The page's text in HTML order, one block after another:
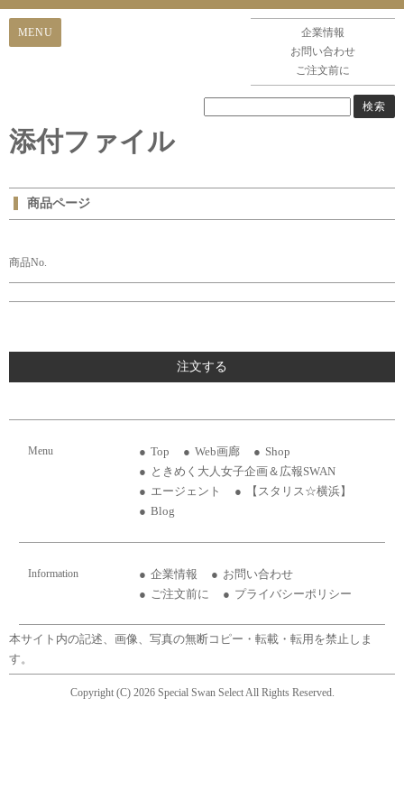
企業情報
お問い合わせ
ご注文前に
添付ファイル
商品ページ
商品No.
注文する
Menu Top Web画廊
Shop
ときめく大人女子企画＆広報SWAN
エージェント
【スタリス☆横浜】
Blog
Information 企業情報
お問い合わせ
ご注文前に
プライバシーポリシー
本サイト内の記述、画像、写真の無断コピー・転載・転用を禁止しま
す。
Copyright (C) 2026 Special Swan Select All Rights Reserved.